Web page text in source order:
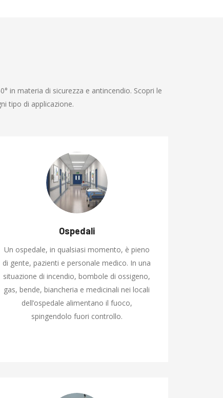
in materia di sicurezza e antincendio. Scopri le
tipo di applicazione.
Ospedali
Un ospedale, in qualsiasi momento, è pieno
di gente, pazienti e personale medico. In una
situazione di incendio, bombole di ossigeno,
gas, bende, biancheria e medicinali nei locali
dell’ospedale alimentano il fuoco,
spingendolo fuori controllo.